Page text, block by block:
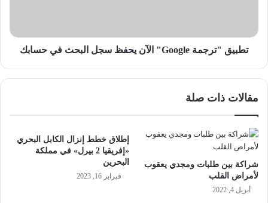
حسابك
تطبيق "ترجمة Google" الآن يحفظ سجل البحث في حسابك
مقالات ذات صلة
شراكة بين طلبات ومجدي يعقوب
لأمراض القلب
أبريل 4, 2022
إطلاق خطط إنزال الكابل البحري
«إفريقيا 2 بيرل» في مملكة
البحرين
فبراير 16, 2023